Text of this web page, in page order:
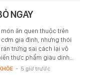
NGAY
món ăn quen thuộc trên
cơm gia đình, nhưng thói
rán trứng sai cách lại vô
thực phẩm giàu dinh…
- 5 giờ trước